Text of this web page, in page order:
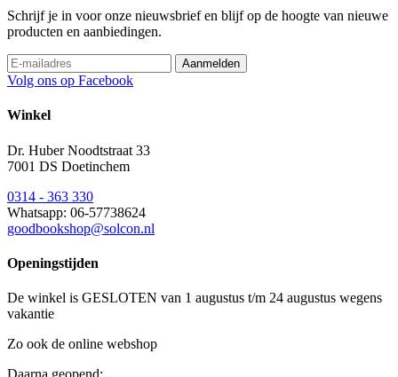
Schrijf je in voor onze nieuwsbrief en blijf op de hoogte van nieuwe
producten en aanbiedingen.
Volg ons op Facebook
Winkel
Dr. Huber Noodtstraat 33
7001 DS Doetinchem
0314 - 363 330
Whatsapp: 06-57738624
goodbookshop@solcon.nl
Openingstijden
De winkel is GESLOTEN van 1 augustus t/m 24 augustus wegens
vakantie
Zo ook de online webshop